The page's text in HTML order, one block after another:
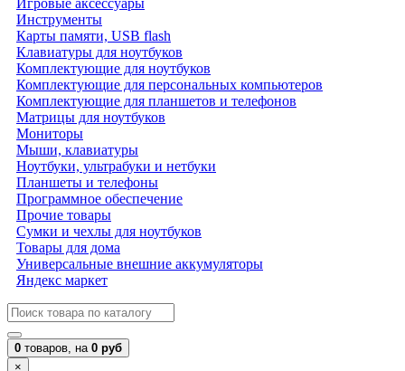
Игровые аксессуары
Инструменты
Карты памяти, USB flash
Клавиатуры для ноутбуков
Комплектующие для ноутбуков
Комплектующие для персональных компьютеров
Комплектующие для планшетов и телефонов
Матрицы для ноутбуков
Мониторы
Мыши, клавиатуры
Ноутбуки, ультрабуки и нетбуки
Планшеты и телефоны
Программное обеспечение
Прочие товары
Сумки и чехлы для ноутбуков
Товары для дома
Универсальные внешние аккумуляторы
Яндекс маркет
0 товаров, на 0 руб
×